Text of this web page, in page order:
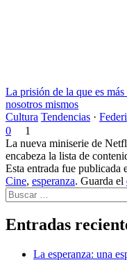
La prisión de la que es
nosotros mismos
Cultura Tendencias ·
0
1
La nueva miniserie de
encabeza la lista de
Esta entrada fue publicada
Cine, esperanza. Guarda el
Buscar
Entradas
La esperanza: una